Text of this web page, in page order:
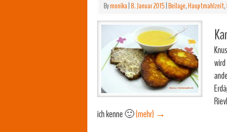
Bymonika|8. Januar 2015|Beilage,Hauptmahlzeit,
ich kenne 🙂(mehr) →